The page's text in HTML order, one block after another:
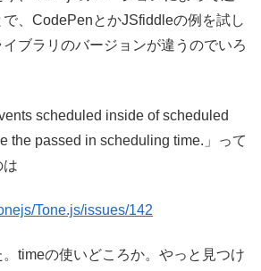
、CodePenとかJSfiddleの例を試し
ブラリのバージョンが違うのでいろ
scheduled inside of scheduled
the passed in scheduling time.」って
は
Tone.js/issues/142
timeの使いどころか。やっと見つけ